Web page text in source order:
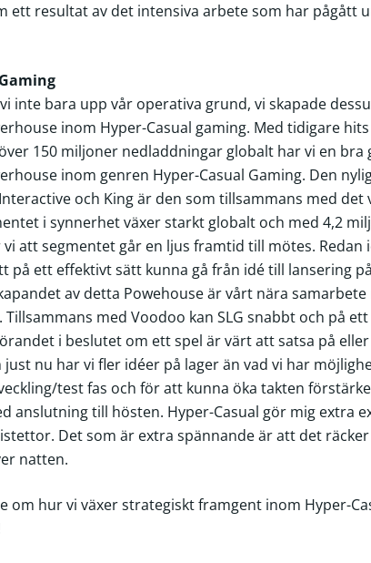
ett resultat av det intensiva arbete som har pågått
inte bara upp vår operativa grund, vi skapade
inom Hyper-Casual gaming. Med tidigare hits
150 miljoner nedladdningar globalt har vi en
inom genren Hyper-Casual Gaming. Den
och King är den som tillsammans med
i synnerhet växer starkt globalt och med 4,2
att segmentet går en ljus framtid till mötes. Redan
på ett effektivt sätt kunna gå från idé till lansering
av detta Powehouse är vårt nära
med Voodoo kan SLG snabbt och på
i beslutet om ett spel är värt att satsa på
nu har vi fler idéer på lager än vad vi har
test fas och för att kunna öka takten
anslutning till hösten. Hyper-Casual gör mig extra
Det som är extra spännande är att det
natten.
om hur vi växer strategiskt framgent inom Hyper-